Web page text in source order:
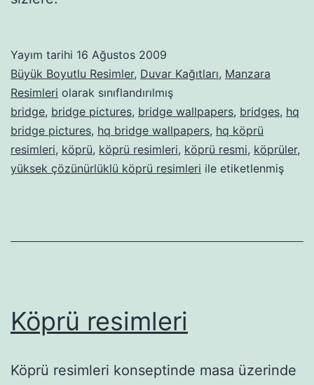
Yayım tarihi 16 Ağustos 2009
Büyük Boyutlu Resimler, Duvar Kağıtları, Manzara
Resimleri olarak sınıflandırılmış
bridge, bridge pictures, bridge wallpapers, bridges, hq
bridge pictures, hq bridge wallpapers, hq köprü
resimleri, köprü, köprü resimleri, köprü resmi, köprüler,
yüksek çözünürlüklü köprü resimleri ile etiketlenmiş
Köprü resimleri
Köprü resimleri konseptinde masa üzerinde